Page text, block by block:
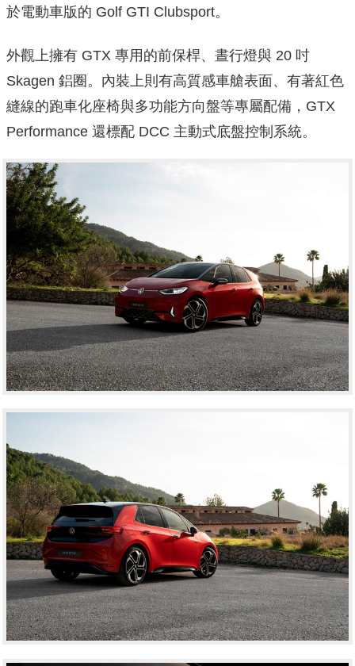
於電動車版的 Golf GTI Clubsport。
外觀上擁有 GTX 專用的前保桿、晝行燈與 20 吋
Skagen 鋁圈。內裝上則有高質感車艙表面、有著紅色
縫線的跑車化座椅與多功能方向盤等專屬配備，GTX
Performance 還標配 DCC 主動式底盤控制系統。